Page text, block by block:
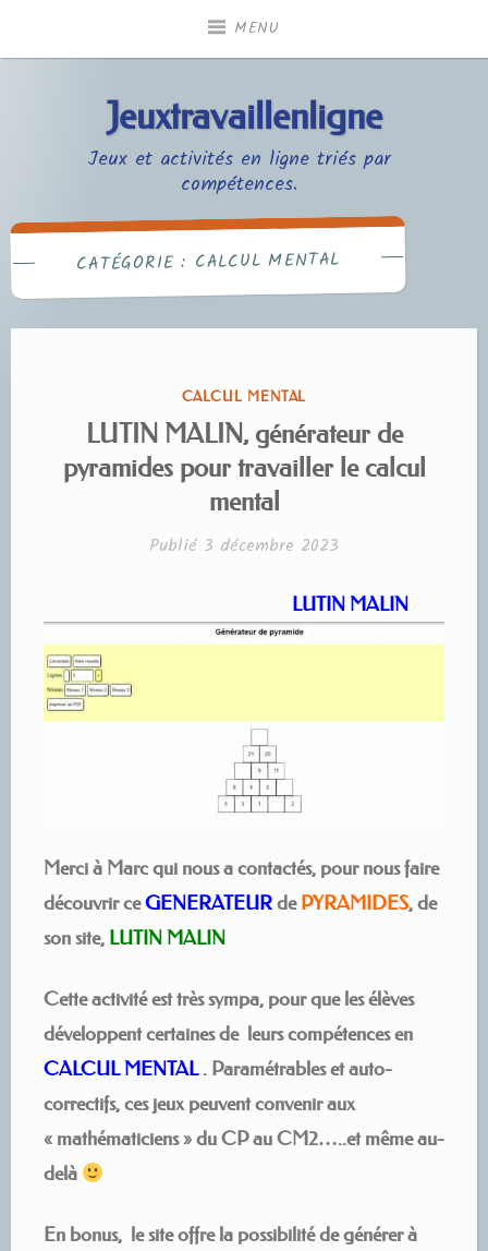
MENU
Jeuxtravaillenligne
Jeux et activités en ligne triés par
compétences.
CATÉGORIE : CALCUL MENTAL
PUBLIÉ
DANS
CALCUL MENTAL
LUTIN MALIN, générateur de
pyramides pour travailler le calcul
mental
Publié 3 décembre 2023
LUTIN MALIN
Merci à Marc qui nous a contactés, pour nous faire
découvrir ceGENERATEURde PYRAMIDES, de
son site, LUTIN MALIN
Cette activité est très sympa, pour que les élèves
développent certaines de leurs compétences en
CALCUL MENTAL. Paramétrables et auto-
correctifs, ces jeux peuvent convenir aux
« mathématiciens » du CP au CM2…..et même au-
delà
En bonus, le site offre la possibilité de générer à